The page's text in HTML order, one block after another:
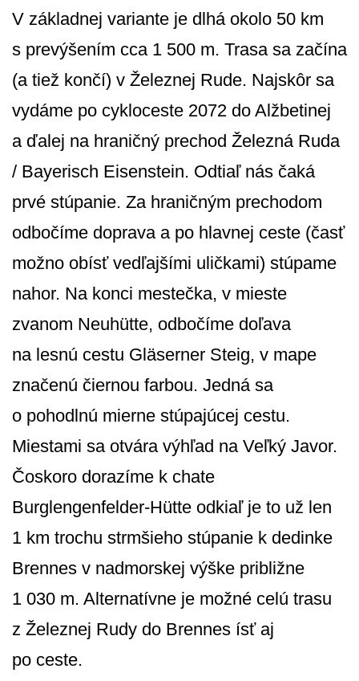
V základnej variante je dlhá okolo 50 km
s prevýšením cca 1 500 m. Trasa sa začína
(a tiež končí) v Železnej Rude. Najskôr sa
vydáme po cykloceste 2072 do Alžbetinej
a ďalej na hraničný prechod Železná Ruda
/ Bayerisch Eisenstein. Odtiaľ nás čaká
prvé stúpanie. Za hraničným prechodom
odbočíme doprava a po hlavnej ceste (časť
možno obísť vedľajšími uličkami) stúpame
nahor. Na konci mestečka, v mieste
zvanom Neuhütte, odbočíme doľava
na lesnú cestu Gläserner Steig, v mape
značenú čiernou farbou. Jedná sa
o pohodlnú mierne stúpajúcej cestu.
Miestami sa otvára výhľad na Veľký Javor.
Čoskoro dorazíme k chate
Burglengenfelder-Hütte odkiaľ je to už len
1 km trochu strmšieho stúpanie k dedinke
Brennes v nadmorskej výške približne
1 030 m. Alternatívne je možné celú trasu
z Železnej Rudy do Brennes ísť aj
po ceste.